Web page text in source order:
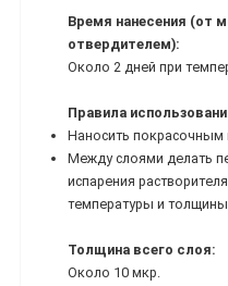
Время нанесения (от
отвердителем):
Около 2 дней при
Правила
Наносить покрасочным
Между слоями делать
испарения
температуры и толщины
Толщина всего слоя:
Около 10 мкр.